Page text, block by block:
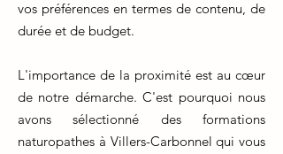
vos préférences en termes de contenu, de
durée et de budget.
L'importance de la proximité est au cœur
de notre démarche. C'est pourquoi nous
avons sélectionné des formations
naturopathes à Villers-Carbonnel qui vous